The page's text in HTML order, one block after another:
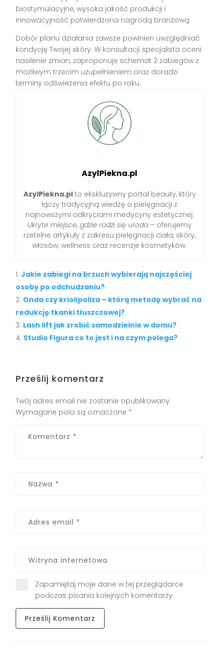
biostymulacyjne, wysoka jakość produkcji i
innowacyjność potwierdzona nagrodą branżową.
Dobór planu działania zawsze powinien uwzględniać
kondycję Twojej skóry. W konsultacji specjalista oceni
nasilenie zmian, zaproponuje schemat 2 zabiegów z
możliwym trzecim uzupełnieniem oraz doradzi
terminy odświeżenia efektu po roku.
AzylPiekna.pl
AzylPiekna.plto ekskluzywny portal beauty, który
łączy tradycyjną wiedzę o pielęgnacji z
najnowszymi odkryciami medycyny estetycznej.
Ukryte miejsce, gdzie rodzi się uroda – oferujemy
rzetelne artykuły z zakresu pielęgnacji ciała, skóry,
włosów, wellness oraz recenzje kosmetyków.
Jakie zabiegi na brzuch wybierają najczęściej
osoby po odchudzaniu?
Onda czy kriolipoliza – którą metodę wybrać na
redukcję tkanki tłuszczowej?
Lash lift jak zrobić samodzielnie w domu?
Studio Figura co to jest i na czym polega?
Prześlij komentarz
Twój adres email nie zostanie opublikowany.
Wymagane pola są oznaczone *
Zapamiętaj moje dane w tej przeglądarce
podczas pisania kolejnych komentarzy.